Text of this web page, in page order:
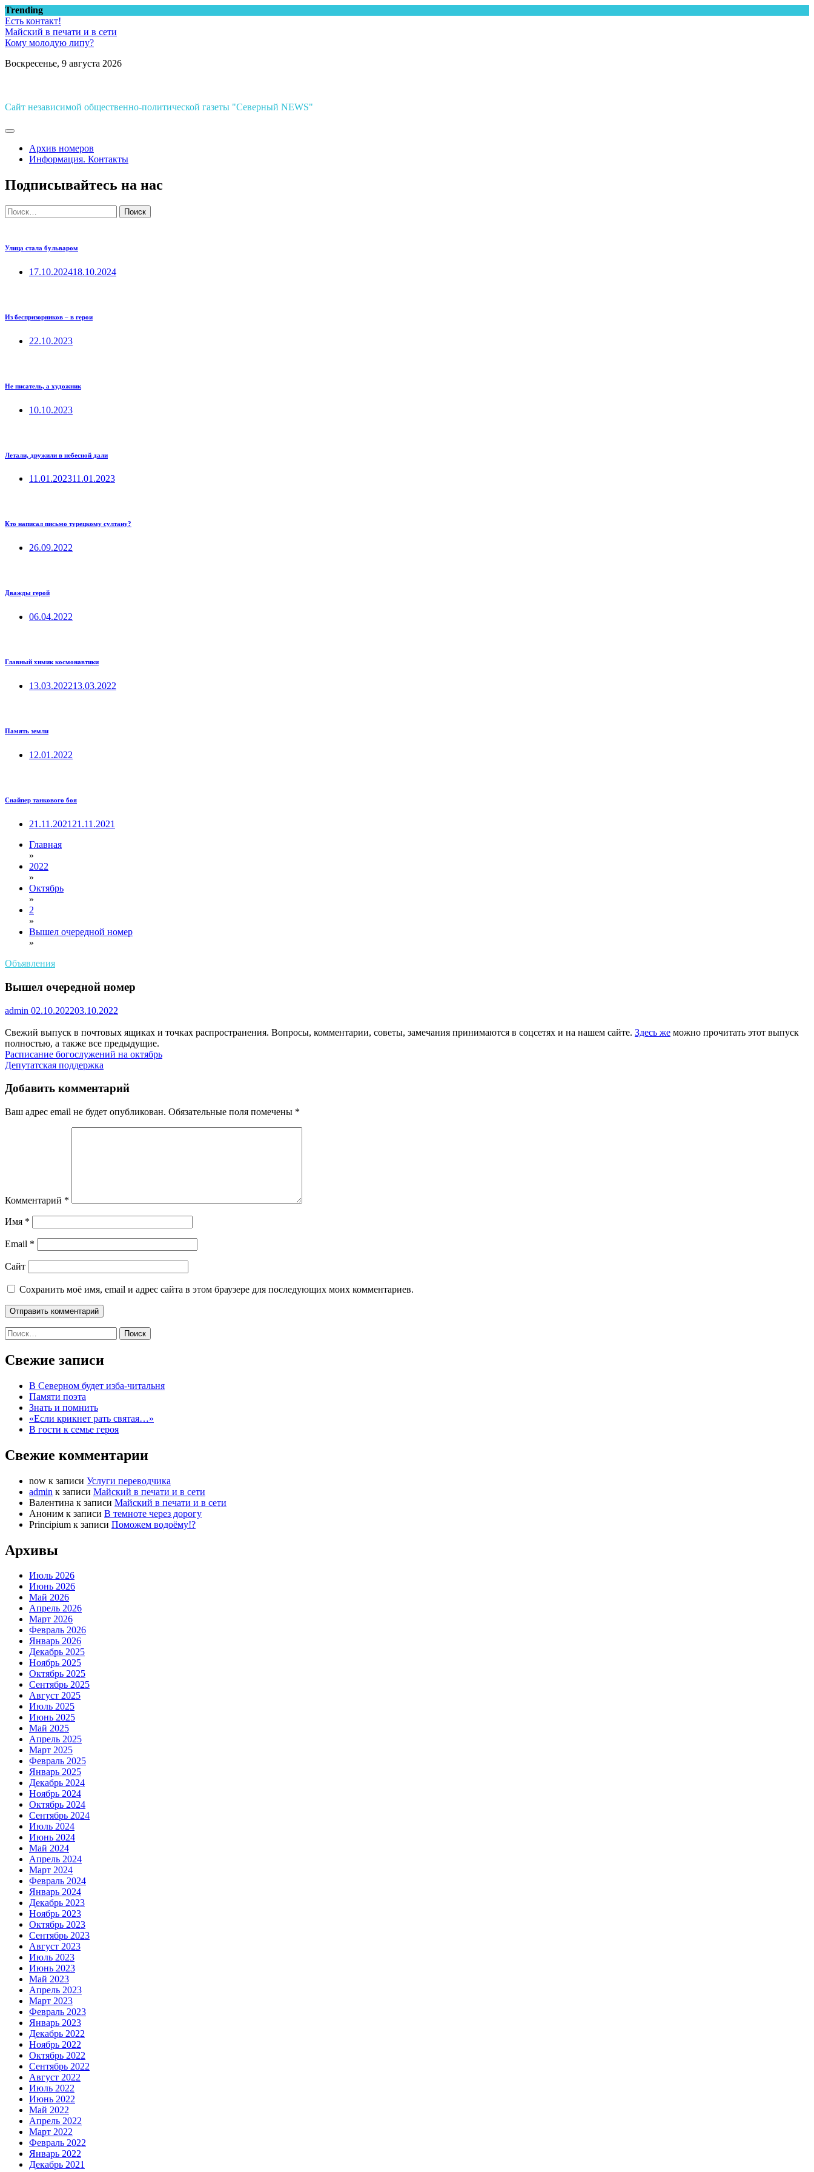
Перейти
к
содержимому
Trending
Есть контакт!
Майский в печати и в сети
Кому молодую липу?
Воскресенье, 9 августа 2026
Сайт независимой общественно-политической газеты "Северный NEWS"
Архив номеров
Информация. Контакты
Подписывайтесь на нас
Найти:
Улица стала бульваром
17.10.202418.10.2024
Из беспризорников – в герои
22.10.2023
Не писатель, а художник
10.10.2023
Летали, дружили в небесной дали
11.01.202311.01.2023
Кто написал письмо турецкому султану?
26.09.2022
Дважды герой
06.04.2022
Главный химик космонавтики
13.03.202213.03.2022
Память земли
12.01.2022
Снайпер танкового боя
21.11.2021 21.11.2021
Главная
»
2022
»
Октябрь
»
2
»
Вышел очередной номер
»
Объявления
Вышел очередной номер
admin 02.10.202203.10.2022
Свежий выпуск в почтовых ящиках и точках распространения. Вопросы, комментарии, советы, замечания принимаются в соцсетях и на нашем сайте. Здесь же можно прочитать этот выпуск
полностью, а также все предыдущие.
Навигация
по
записям
Расписание богослужений на октябрь
Депутатская поддержка
Добавить комментарий
Ваш адрес email не будет опубликован. Обязательные поля помечены *
Комментарий *
Имя *
Email *
Сайт
Сохранить моё имя, email и адрес сайта в этом браузере для последующих моих комментариев.
Найти:
Свежие записи
В Северном будет изба-читальня
Памяти поэта
Знать и помнить
«Если крикнет рать святая…»
В гости к семье героя
Свежие комментарии
now к записи Услуги переводчика
admin к записи Майский в печати и в сети
Валентина к записи Майский в печати и в сети
Аноним к записи В темноте через дорогу
Principium к записи Поможем водоёму!?
Архивы
Июль 2026
Июнь 2026
Май 2026
Апрель 2026
Март 2026
Февраль 2026
Январь 2026
Декабрь 2025
Ноябрь 2025
Октябрь 2025
Сентябрь 2025
Август 2025
Июль 2025
Июнь 2025
Май 2025
Апрель 2025
Март 2025
Февраль 2025
Январь 2025
Декабрь 2024
Ноябрь 2024
Октябрь 2024
Сентябрь 2024
Июль 2024
Июнь 2024
Май 2024
Апрель 2024
Март 2024
Февраль 2024
Январь 2024
Декабрь 2023
Ноябрь 2023
Октябрь 2023
Сентябрь 2023
Август 2023
Июль 2023
Июнь 2023
Май 2023
Апрель 2023
Март 2023
Февраль 2023
Январь 2023
Декабрь 2022
Ноябрь 2022
Октябрь 2022
Сентябрь 2022
Август 2022
Июль 2022
Июнь 2022
Май 2022
Апрель 2022
Март 2022
Февраль 2022
Январь 2022
Декабрь 2021